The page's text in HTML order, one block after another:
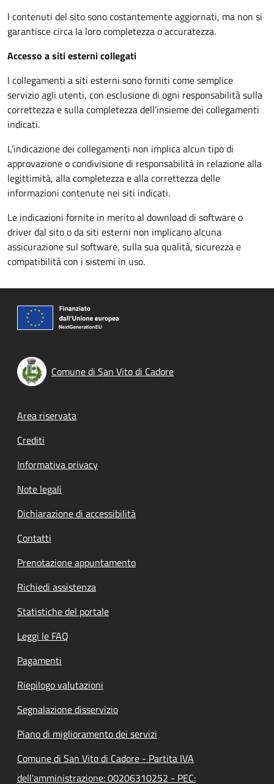
I contenuti del sito sono costantemente aggiornati, ma non si
garantisce circa la loro completezza o accuratezza.
Accesso a siti esterni collegati
I collegamenti a siti esterni sono forniti come semplice
servizio agli utenti, con esclusione di ogni responsabilità sulla
correttezza e sulla completezza dell’insieme dei collegamenti
indicati.
L’indicazione dei collegamenti non implica alcun tipo di
approvazione o condivisione di responsabilità in relazione alla
legittimità, alla completezza e alla correttezza delle
informazioni contenute nei siti indicati.
Le indicazioni fornite in merito al download di software o
driver dal sito o da siti esterni non implicano alcuna
assicurazione sul software, sulla sua qualità, sicurezza e
compatibilità con i sistemi in uso.
Comune di San Vito di Cadore
Footer menu
Area riservata
Crediti
Informativa privacy
Note legali
Dichiarazione di accessibilità
Contatti
Prenotazione appuntamento
Richiedi assistenza
Statistiche del portale
Leggi le FAQ
Pagamenti
Riepilogo valutazioni
Segnalazione disservizio
Piano di miglioramento dei servizi
Comune di San Vito di Cadore - Partita IVA
dell'amministrazione: 00206310252 - PEC: